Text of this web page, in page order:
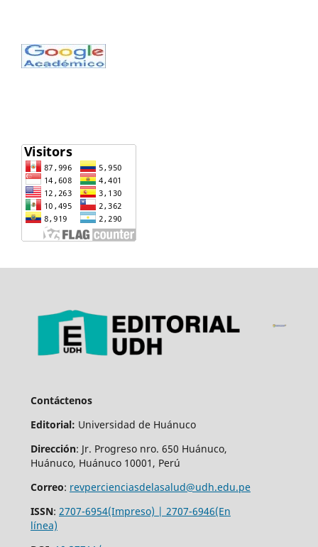
Contáctenos
Editorial: Universidad de Huánuco
Dirección: Jr. Progreso nro. 650 Huánuco,
Huánuco, Huánuco 10001, Perú
Correo: revpercienciasdelasalud@udh.edu.pe
ISSN: 2707-6954(Impreso) | 2707-6946(En
línea)